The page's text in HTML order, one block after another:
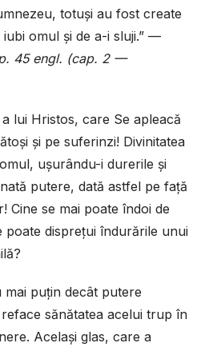
totuși au fost create
omul și de a-i sluji.” —
45 engl. (cap. 2 —
lui Hristos, care Se apleacă
și pe suferinzi! Divinitatea
ușurându-i durerile și
putere, dată astfel pe față
Cine se mai poate îndoi de
poate disprețui îndurările unui
puțin decât putere
sănătatea acelui trup în
Același glas, care a